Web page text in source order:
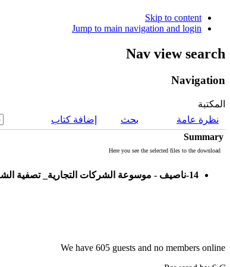
Skip to content
Jump to main navigation and login
Nav view search
Navigation
المكتبة
نظرة عامة
بحث
إضافة كتاب
Summary
14-ناصيف - موسوعة الشركات التجارية_ تصفية الشركات وقسمتها
We have 605 guests and no members online